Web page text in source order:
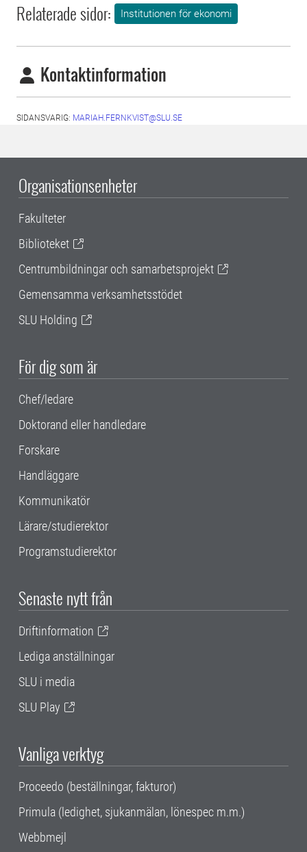
Relaterade sidor: Institutionen för ekonomi
Kontaktinformation
SIDANSVARIG: MARIAH.FERNKVIST@SLU.SE
Organisationsenheter
Fakulteter
Biblioteket
Centrumbildningar och samarbetsprojekt
Gemensamma verksamhetsstödet
SLU Holding
För dig som är
Chef/ledare
Doktorand eller handledare
Forskare
Handläggare
Kommunikatör
Lärare/studierektor
Programstudierektor
Senaste nytt från
Driftinformation
Lediga anställningar
SLU i media
SLU Play
Vanliga verktyg
Proceedo (beställningar, fakturor)
Primula (ledighet, sjukanmälan, lönespec m.m.)
Webbmejl